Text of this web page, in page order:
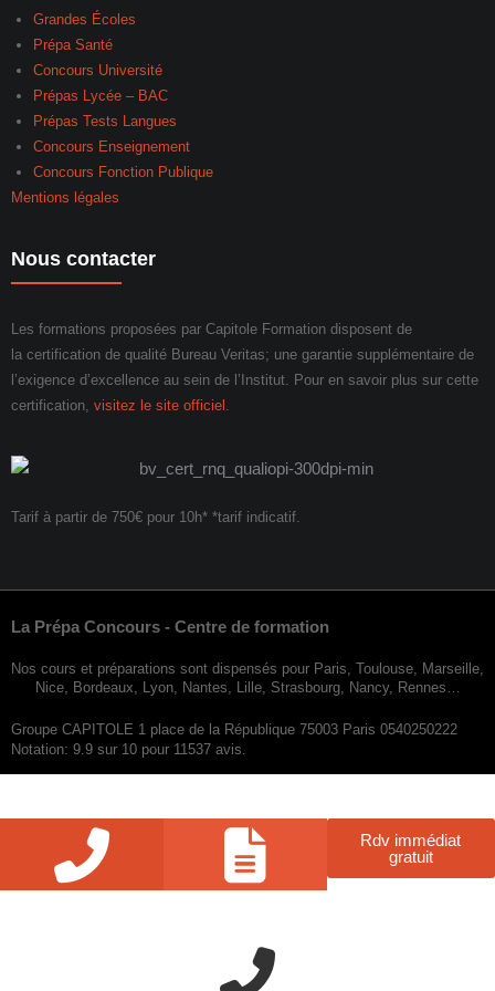
Grandes Écoles
Prépa Santé
Concours Université
Prépas Lycée – BAC
Prépas Tests Langues
Concours Enseignement
Concours Fonction Publique
Mentions légales
Nous contacter
Les formations proposées par Capitole Formation disposent de
la certification de qualité Bureau Veritas; une garantie supplémentaire de
l’exigence d’excellence au sein de l’Institut. Pour en savoir plus sur cette
certification, visitez le site officiel .
Tarif à partir de 750€ pour 10h* *tarif indicatif.
La Prépa Concours - Centre de formation
Nos cours et préparations sont dispensés pour Paris, Toulouse, Marseille,
Nice, Bordeaux, Lyon, Nantes, Lille, Strasbourg, Nancy, Rennes…
Groupe CAPITOLE 1 place de la République 75003 Paris 0540250222
Notation: 9.9 sur 10 pour 11537 avis.
Rdv immédiat
gratuit